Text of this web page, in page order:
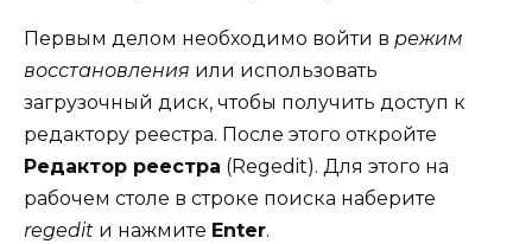
Первым делом необходимо войти в режим
восстановления или использовать
загрузочный диск, чтобы получить доступ к
редактору реестра. После этого откройте
Редактор реестра (Regedit). Для этого на
рабочем столе в строке поиска наберите
regedit и нажмите Enter.